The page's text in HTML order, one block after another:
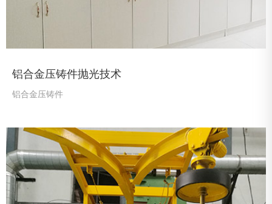
铝合金压铸件抛光技术
铝合金压铸件